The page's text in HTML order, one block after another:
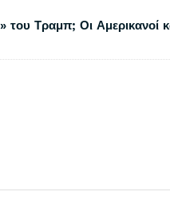
Τραμπ; Οι Αμερικανοί